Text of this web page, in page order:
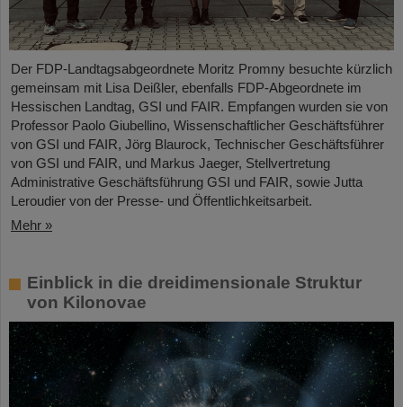
Der FDP-Landtagsabgeordnete Moritz Promny besuchte kürzlich
gemeinsam mit Lisa Deißler, ebenfalls FDP-Abgeordnete im
Hessischen Landtag, GSI und FAIR. Empfangen wurden sie von
Professor Paolo Giubellino, Wissenschaftlicher Geschäftsführer
von GSI und FAIR, Jörg Blaurock, Technischer Geschäftsführer
von GSI und FAIR, und Markus Jaeger, Stellvertretung
Administrative Geschäftsführung GSI und FAIR, sowie Jutta
Leroudier von der Presse- und Öffentlichkeitsarbeit.
Mehr »
Einblick in die dreidimensionale Struktur
von Kilonovae